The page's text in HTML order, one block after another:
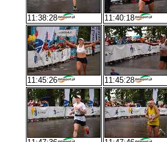
11:38:28 11:40:18
11:45:26 11:45:28